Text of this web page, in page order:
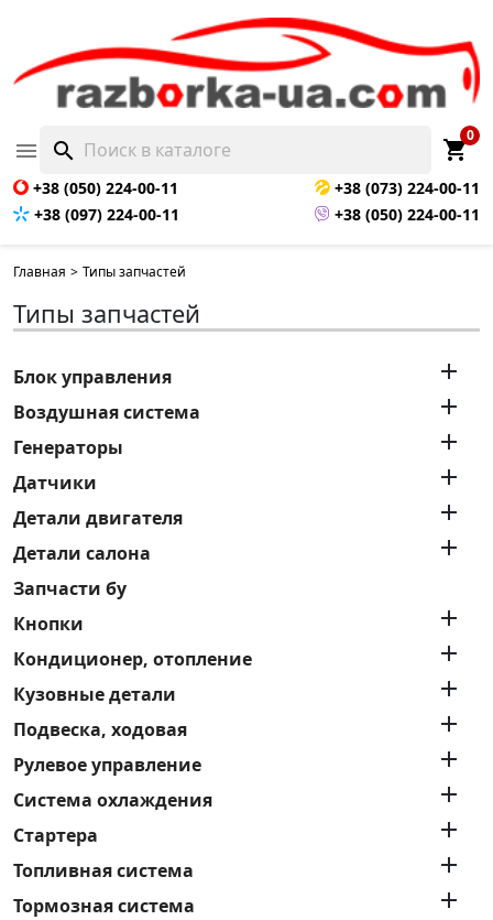
 search shopping_cart
0
+38 (050) 224-00-11
+38 (073) 224-00-11
+38 (097) 224-00-11
+38 (050) 224-00-11
Главная > Типы запчастей
Типы запчастей
Блок управления 
Воздушная система 
Генераторы 
Датчики 
Детали двигателя 
Детали салона 
Запчасти бу
Кнопки

Кондиционер, отопление 
Кузовные детали 
Подвеска, ходовая 
Рулевое управление 
Система охлаждения 
Стартера 
Топливная система 
Тормозная система 